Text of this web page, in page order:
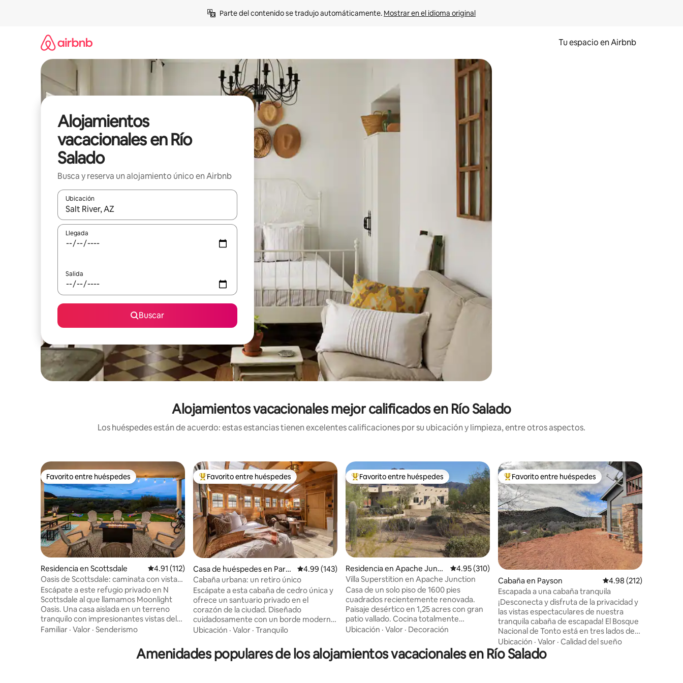
Parte del contenido se tradujo automáticamente. Mostrar en el idioma original
Tu espacio en Airbnb
Alojamientos
vacacionales en Río
Salado
Busca y reserva un alojamiento único en Airbnb
Ubicación
Cuando los resultados estén disponibles, podrás navegar usando las teclas de las flechas hacia arriba y hacia abajo, o bien tocando y deslizando la pantalla.
Llegada
Salida
Buscar
Alojamientos vacacionales mejor calificados en Río Salado
Los huéspedes están de acuerdo: estas estancias tienen excelentes calificaciones por su ubicación y limpieza, entre otros aspectos.
Favorito entre huéspedes
Favorito entre huéspedes
Residencia en Scottsdale Calificación promedio: 4.91 de 5; 112 evaluaciones
4.91 (112)
Oasis de Scottsdale: caminata con vistas,
apto para familias y mascotas
Escápate a este refugio privado en N
Scottsdale al que llamamos Moonlight
Oasis. Una casa aislada en un terreno
tranquilo con impresionantes vistas del
desierto, atardeceres inolvidables y
para 10 personas! Disfruta del jacuzzi, la
mesa de billar, la fogata, la parrilla, los
Familiar · Valor · Senderismo
De los mejores en Favorito entre huéspedes
Favorito entre huéspedes
Casa de huéspedes en Para
dise Valley Village
Calificación promedio: 4.99 de 5; 143 evaluaciones
4.99 (143)
Cabaña urbana: un retiro único
Escápate a esta cabaña de cedro única y
ofrece un santuario privado en el
corazón de la ciudad. Diseñado
cuidadosamente con un borde moderno,
cuenta con amplias ventanas que
manteniendo una sensación acogedora y
aislada. En el exterior, un patio privado,
Ubicación · Valor · Tranquilo
De los mejores en Favorito entre huéspedes
Favorito entre huéspedes
Residencia en Apache Juncti
on
Calificación promedio: 4.95 de 5; 310 evaluaciones
4.95 (310)
Villa Superstition en Apache Junction
Casa de un solo piso de 1600 pies
cuadrados recientemente renovada.
Paisaje desértico en 1,25 acres con gran
patio vallado. Cocina totalmente
equipada, sala de estar, TV inteligente,
espacio de trabajo dedicado, chimenea.
A minutos de senderismo/ciclismo en las
Ubicación · Valor · Decoración
De los mejores en Favorito entre huéspedes
Favorito entre huéspedes
Cabaña en Payson Calificación promedio:
4.98 (212)
Escapada a una cabaña tranquila
¡Desconecta y disfruta de la privacidad y
las vistas espectaculares de nuestra
tranquila cabaña de escapada! El Bosque
Nacional de Tonto está en tres lados de
nuestra propiedad. ¡Hay hermosas rutas
de senderismo por todas partes! A 10
minutos de la ciudad, restaurantes y
Ubicación · Valor · Calidad del sueño
Amenidades populares de los alojamientos vacacionales en Río Salado